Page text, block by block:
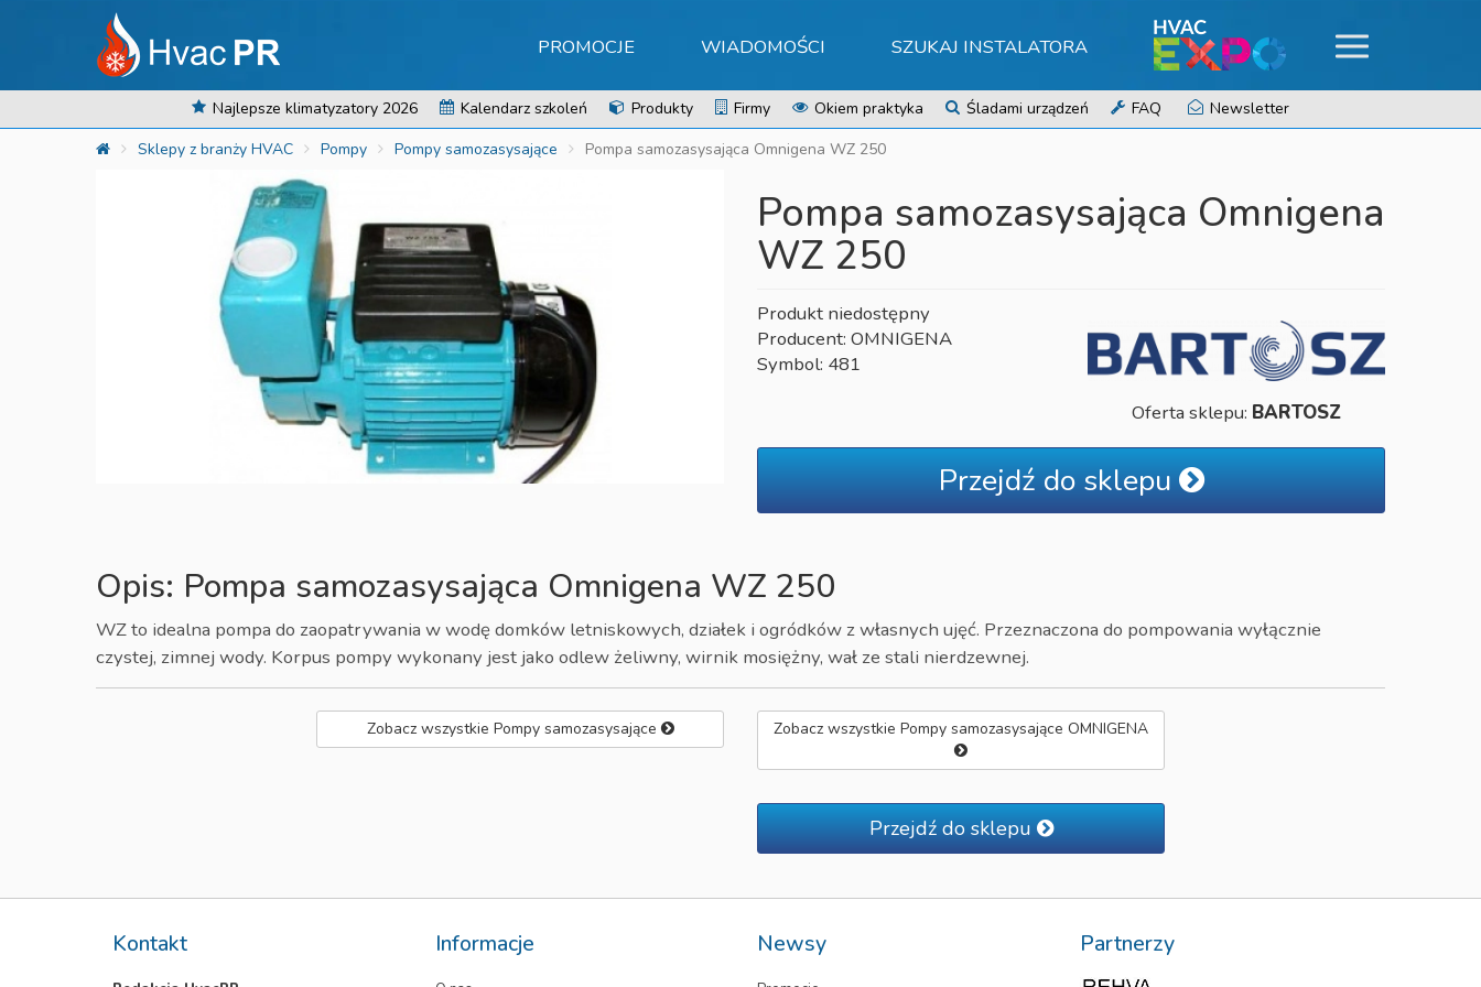
PROMOCJE WIADOMOŚCI SZUKAJ INSTALATORA
Najlepsze klimatyzatory 2026 Kalendarz szkoleń Produkty Firmy Okiem praktyka Śladami urządzeń FAQ
Newsletter
Sklepy z branży HVAC
Pompy Pompy samozasysające Pompa samozasysająca Omnigena WZ 250
Pompa samozasysająca Omnigena
WZ 250
Produkt niedostępny
Producent: OMNIGENA
Symbol: 481
Oferta sklepu: BARTOSZ
Przejdź do sklepu
Opis: Pompa samozasysająca Omnigena WZ 250
WZ to idealna pompa do zaopatrywania w wodę domków letniskowych, działek i ogródków z własnych ujęć. Przeznaczona do pompowania wyłącznie
czystej, zimnej wody. Korpus pompy wykonany jest jako odlew żeliwny, wirnik mosiężny, wał ze stali nierdzewnej.
Zobacz wszystkie Pompy samozasysające Zobacz wszystkie Pompy samozasysające OMNIGENA
Przejdź do sklepu
Kontakt Informacje Newsy Partnerzy